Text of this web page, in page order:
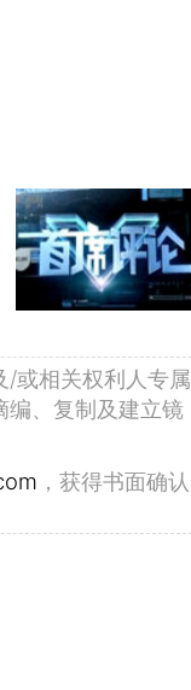
/或相关权利人专属
编、复制及建立镜
，获得书面确认